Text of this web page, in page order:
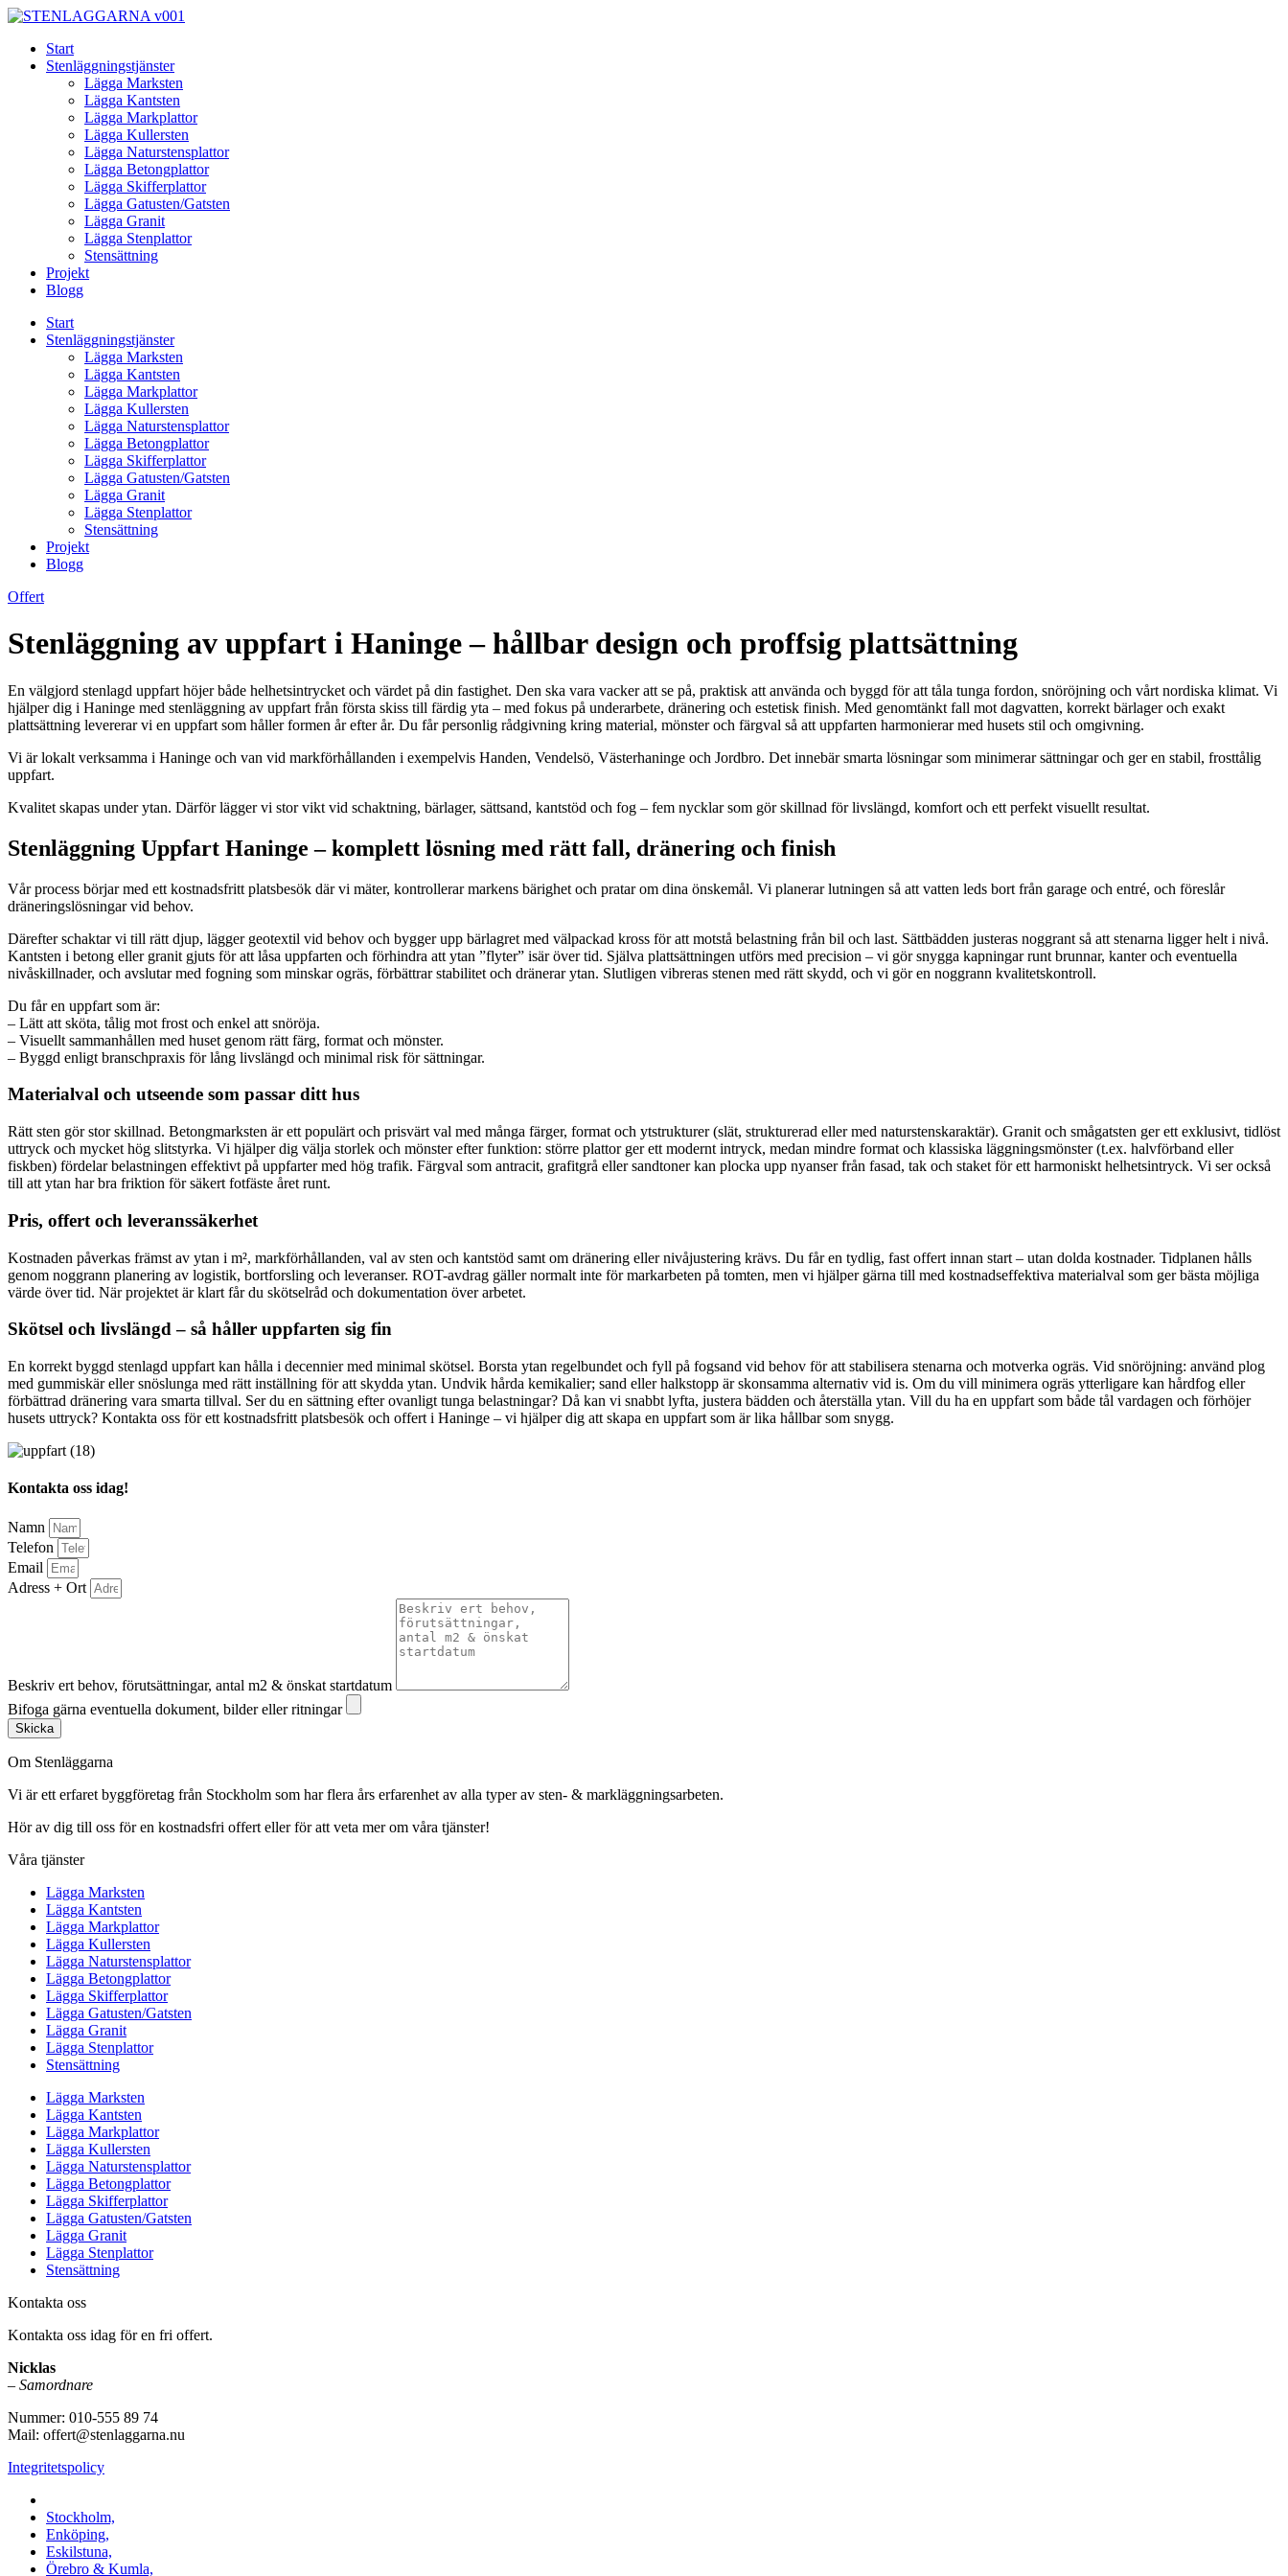
Skip
contentStart
Stenläggningstjänster
Lägga Marksten
Lägga Kantsten
Lägga Markplattor
Lägga Kullersten
Lägga Naturstensplattor
Lägga Betongplattor
Lägga Skifferplattor
Lägga Gatusten/Gatsten
Lägga Granit
Lägga Stenplattor
Stensättning
Projekt
Blogg
Start
Stenläggningstjänster
Lägga Marksten
Lägga Kantsten
Lägga Markplattor
Lägga Kullersten
Lägga Naturstensplattor
Lägga Betongplattor
Lägga Skifferplattor
Lägga Gatusten/Gatsten
Lägga Granit
Lägga Stenplattor
Stensättning
Projekt
Blogg
Offert
Stenläggning av uppfart i Haninge – hållbar design och proffsig plattsättning
En välgjord stenlagd uppfart höjer både helhetsintrycket och värdet på din fastighet. Den ska vara vacker att se på, praktisk att använda och byggd för att tåla tunga fordon, snöröjning och vårt nordiska klimat. Vi
hjälper dig i Haninge med stenläggning av uppfart från första skiss till färdig yta – med fokus på underarbete, dränering och estetisk finish. Med genomtänkt fall mot dagvatten, korrekt bärlager och exakt
plattsättning levererar vi en uppfart som håller formen år efter år. Du får personlig rådgivning kring material, mönster och färgval så att uppfarten harmonierar med husets stil och omgivning.
Vi är lokalt verksamma i Haninge och van vid markförhållanden i exempelvis Handen, Vendelsö, Västerhaninge och Jordbro. Det innebär smarta lösningar som minimerar sättningar och ger en stabil, frosttålig
uppfart.
Kvalitet skapas under ytan. Därför lägger vi stor vikt vid schaktning, bärlager, sättsand, kantstöd och fog – fem nycklar som gör skillnad för livslängd, komfort och ett perfekt visuellt resultat.
Stenläggning Uppfart Haninge – komplett lösning med rätt fall, dränering och finish
Vår process börjar med ett kostnadsfritt platsbesök där vi mäter, kontrollerar markens bärighet och pratar om dina önskemål. Vi planerar lutningen så att vatten leds bort från garage och entré, och föreslår
dräneringslösningar vid behov.
Därefter schaktar vi till rätt djup, lägger geotextil vid behov och bygger upp bärlagret med välpackad kross för att motstå belastning från bil och last. Sättbädden justeras noggrant så att stenarna ligger helt i nivå.
Kantsten i betong eller granit gjuts för att låsa uppfarten och förhindra att ytan ”flyter” isär över tid. Själva plattsättningen utförs med precision – vi gör snygga kapningar runt brunnar, kanter och eventuella
nivåskillnader, och avslutar med fogning som minskar ogräs, förbättrar stabilitet och dränerar ytan. Slutligen vibreras stenen med rätt skydd, och vi gör en noggrann kvalitetskontroll.
Du får en uppfart som är:
– Lätt att sköta, tålig mot frost och enkel att snöröja.
– Visuellt sammanhållen med huset genom rätt färg, format och mönster.
– Byggd enligt branschpraxis för lång livslängd och minimal risk för sättningar.
Materialval och utseende som passar ditt hus
Rätt sten gör stor skillnad. Betongmarksten är ett populärt och prisvärt val med många färger, format och ytstrukturer (slät, strukturerad eller med naturstenskaraktär). Granit och smågatsten ger ett exklusivt, tidlöst
uttryck och mycket hög slitstyrka. Vi hjälper dig välja storlek och mönster efter funktion: större plattor ger ett modernt intryck, medan mindre format och klassiska läggningsmönster (t.ex. halvförband eller
fiskben) fördelar belastningen effektivt på uppfarter med hög trafik. Färgval som antracit, grafitgrå eller sandtoner kan plocka upp nyanser från fasad, tak och staket för ett harmoniskt helhetsintryck. Vi ser också
till att ytan har bra friktion för säkert fotfäste året runt.
Pris, offert och leveranssäkerhet
Kostnaden påverkas främst av ytan i m², markförhållanden, val av sten och kantstöd samt om dränering eller nivåjustering krävs. Du får en tydlig, fast offert innan start – utan dolda kostnader. Tidplanen hålls
genom noggrann planering av logistik, bortforsling och leveranser. ROT-avdrag gäller normalt inte för markarbeten på tomten, men vi hjälper gärna till med kostnadseffektiva materialval som ger bästa möjliga
värde över tid. När projektet är klart får du skötselråd och dokumentation över arbetet.
Skötsel och livslängd – så håller uppfarten sig fin
En korrekt byggd stenlagd uppfart kan hålla i decennier med minimal skötsel. Borsta ytan regelbundet och fyll på fogsand vid behov för att stabilisera stenarna och motverka ogräs. Vid snöröjning: använd plog
med gummiskär eller snöslunga med rätt inställning för att skydda ytan. Undvik hårda kemikalier; sand eller halkstopp är skonsamma alternativ vid is. Om du vill minimera ogräs ytterligare kan hårdfog eller
förbättrad dränering vara smarta tillval. Ser du en sättning efter ovanligt tunga belastningar? Då kan vi snabbt lyfta, justera bädden och återställa ytan. Vill du ha en uppfart som både tål vardagen och förhöjer
husets uttryck? Kontakta oss för ett kostnadsfritt platsbesök och offert i Haninge – vi hjälper dig att skapa en uppfart som är lika hållbar som snygg.
Kontakta oss idag!
Namn
Telefon
Email
Adress + Ort
Beskriv ert behov, förutsättningar, antal m2 & önskat startdatum
Bifoga gärna eventuella dokument, bilder eller ritningar
Skicka
Om Stenläggarna
Vi är ett erfaret byggföretag från Stockholm som har flera års erfarenhet av alla typer av sten- & markläggningsarbeten.
Hör av dig till oss för en kostnadsfri offert eller för att veta mer om våra tjänster!
Våra tjänster
Lägga Marksten
Lägga Kantsten
Lägga Markplattor
Lägga Kullersten
Lägga Naturstensplattor
Lägga Betongplattor
Lägga Skifferplattor
Lägga Gatusten/Gatsten
Lägga Granit
Lägga Stenplattor
Stensättning
Lägga Marksten
Lägga Kantsten
Lägga Markplattor
Lägga Kullersten
Lägga Naturstensplattor
Lägga Betongplattor
Lägga Skifferplattor
Lägga Gatusten/Gatsten
Lägga Granit
Lägga Stenplattor
Stensättning
Kontakta oss
Kontakta oss idag för en fri offert.
Nicklas
– Samordnare
Nummer: 010-555 89 74
Mail: offert@stenlaggarna.nu
Integritetspolicy
Stockholm,
Enköping,
Eskilstuna,
Örebro & Kumla,